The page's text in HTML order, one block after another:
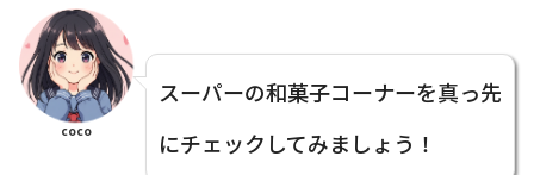
coco
スーパーの和菓子コーナーを真っ先
にチェックしてみましょう！